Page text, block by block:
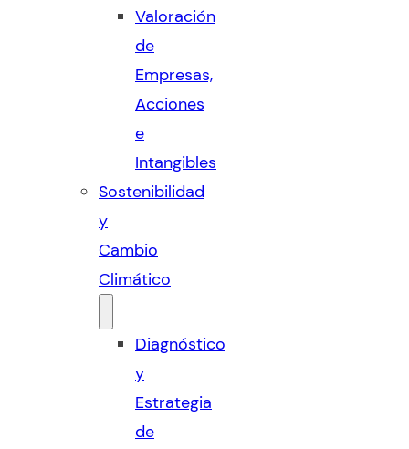
Valoración
de
Empresas,
Acciones
e
Intangibles
Sostenibilidad
y
Cambio
Climático
Diagnóstico
y
Estrategia
de